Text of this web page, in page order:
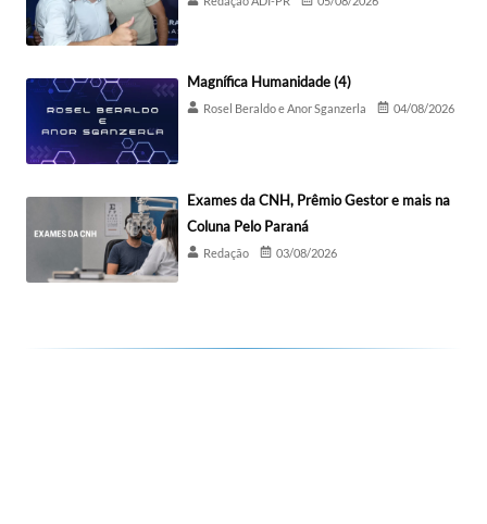
Magnífica Humanidade (4)
Rosel Beraldo e Anor Sganzerla 04/08/2026
Exames da CNH, Prêmio Gestor e mais na
Coluna Pelo Paraná
Redação 03/08/2026